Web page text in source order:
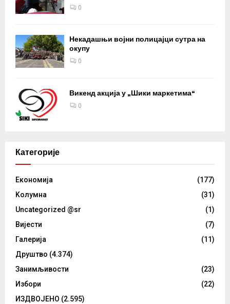
0
Некадашњи војни полицајци сутра на
окупу
0
Викенд акција у „Шики маркетима“
0
Категорије
Eкономија
(177)
Kолумнa
(31)
Uncategorized @sr
(1)
Вијести
(7)
Галерија
(11)
Друштво (4.374)
Занимљивости
(23)
Избори
(22)
ИЗДВОЈЕНО (2.595)